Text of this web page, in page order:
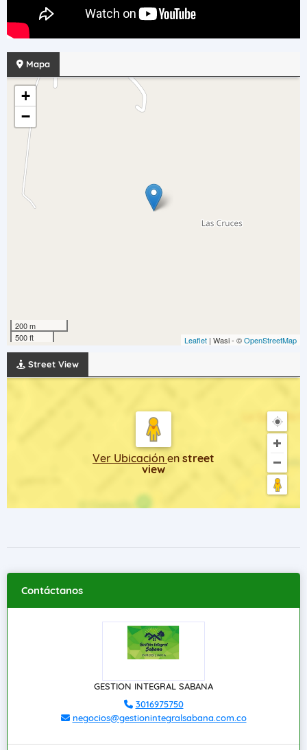
Mapa
+
−
200 m
500 ft
Leaflet | Wasi - ©OpenStreetMap
Street View
Ver Ubicación en street
view
Contáctanos
GESTION INTEGRAL SABANA
3016975750
negocios@gestionintegralsabana.com.co